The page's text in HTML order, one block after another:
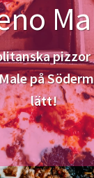
på
lätt!